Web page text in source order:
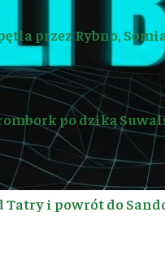
przez Rybno,
po dziką
Tatry i powrót do